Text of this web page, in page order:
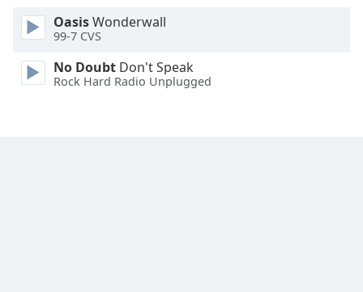
Edge
Style
OasisWonderwall
99-7 CVS
No Doubt Don't Speak
Rock Hard Radio Unplugged